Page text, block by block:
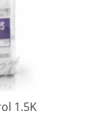
1.5K